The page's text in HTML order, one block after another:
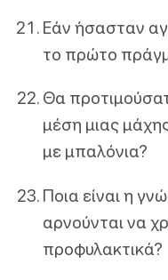
Εάν ήσασταν
το πρώτο
Θα
μέση μιας
με μπαλόνια?
Ποια είναι η
αρνούνται να
προφυλακτικά?